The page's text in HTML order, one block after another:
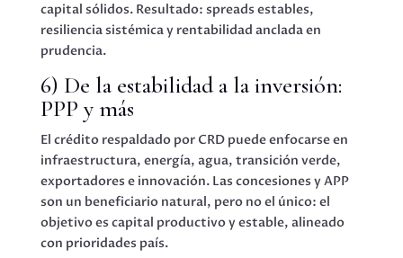
capital sólidos. Resultado: spreads estables,
resiliencia sistémica y rentabilidad anclada en
prudencia.
6) De la estabilidad a la inversión:
PPP y más
El crédito respaldado por CRD puede enfocarse en
infraestructura, energía, agua, transición verde,
exportadores e innovación. Las concesiones y APP
son un beneficiario natural, pero no el único: el
objetivo es capital productivo y estable, alineado
con prioridades país.